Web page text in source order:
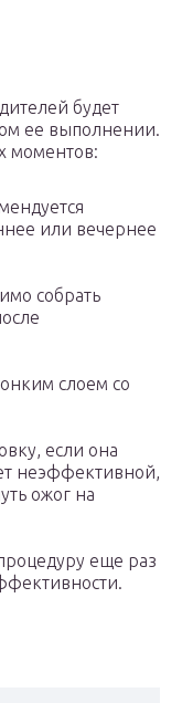
будет
ее выполнении.
моментов:
или вечернее
собрать
слоем со
если она
неэффективной,
ожог на
еще раз